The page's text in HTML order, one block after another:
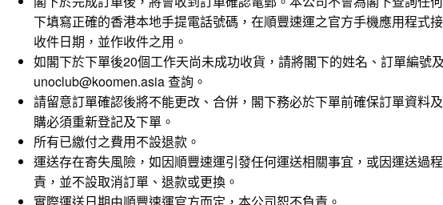
下填寫正確的香港本地手提電話號碼，在順豐速運之官方手機應用程式
收件日期，並作收件之用。
如閣下於下單後20個工作天尚未成功收貨，請將閣下的姓名、訂單編號
unoclub@koomen.asia 查詢。
請留意訂單確認後將不能更改、合併，閣下務必於下單前確保訂單資料
購必須重新登記及下單。
所有已繳付之費用不設退款。
運送存在寄失風險，如因順豐速運引發任何運送相關事宜，或因運送過
責，並不設取消訂單、退款或更換。